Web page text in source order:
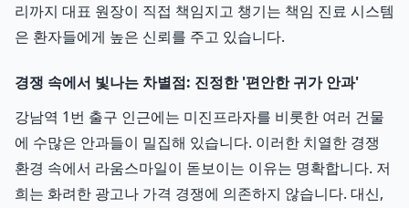
리까지 대표 원장이 직접 책임지고 챙기는 책임 진료 시스템
은 환자들에게 높은 신뢰를 주고 있습니다.
경쟁 속에서 빛나는 차별점: 진정한 '편안한 귀가 안과'
강남역 1번 출구 인근에는 미진프라자를 비롯한 여러 건물
에 수많은 안과들이 밀집해 있습니다. 이러한 치열한 경쟁
환경 속에서 라움스마일이 돋보이는 이유는 명확합니다. 저
희는 화려한 광고나 가격 경쟁에 의존하지 않습니다. 대신,